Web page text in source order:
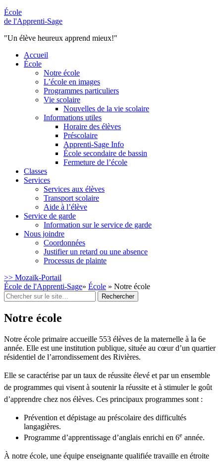
École
de l'Apprenti-Sage
"Un élève heureux apprend mieux!"
Accueil
École
Notre école
L’école en images
Programmes particuliers
Vie scolaire
Nouvelles de la vie scolaire
Informations utiles
Horaire des élèves
Préscolaire
Apprenti-Sage Info
École secondaire de bassin
Fermeture de l’école
Classes
Services
Services aux élèves
Transport scolaire
Aide à l’élève
Service de garde
Information sur le service de garde
Nous joindre
Coordonnées
Justifier un retard ou une absence
Processus de plainte
>> Mozaïk-Portail
École de l'Apprenti-Sage» École » Notre école
Rechercher
:
Notre école
Notre école primaire accueille 553 élèves de la maternelle à la 6e
année. Elle est une institution publique, située au cœur d’un quartier
résidentiel de l’arrondissement des Rivières.
Elle se caractérise par un taux de réussite élevé et par un ensemble
de programmes qui visent à soutenir la réussite et à stimuler le goût
d’apprendre chez nos élèves. Ces principaux programmes sont :
Prévention et dépistage au préscolaire des difficultés
langagières.
Programme d’apprentissage d’anglais enrichi en 6e année.
À notre école, une équipe enseignante qualifiée travaille en étroite